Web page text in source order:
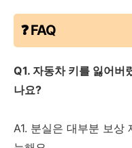
❓ FAQ
Q1. 자동차 키를 잃어버
나요?
A1. 분실은 대부분 보상